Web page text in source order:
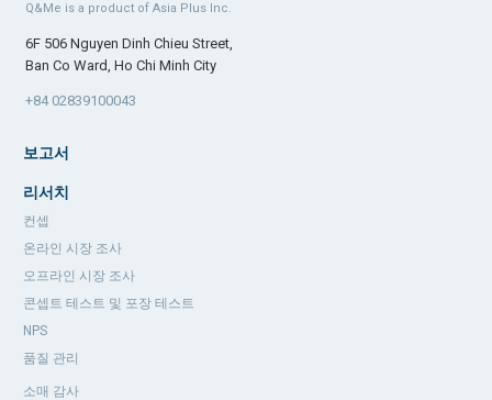
Q&Me is a product of Asia Plus Inc.
6F 506 Nguyen Dinh Chieu Street,
Ban Co Ward, Ho Chi Minh City
+84 02839100043
보고서
리서치
컨셉
온라인 시장 조사
오프라인 시장 조사
콘셉트 테스트 및 포장 테스트
NPS
품질 관리
소매 감사